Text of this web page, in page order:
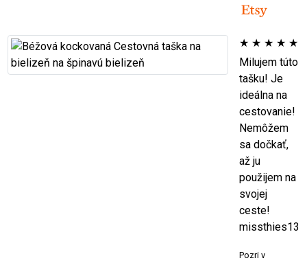
★ ★ ★ ★ ★
Milujem túto
tašku! Je
ideálna na
cestovanie!
Nemôžem
sa dočkať,
až ju
použijem na
svojej
ceste!
missthies13
Pozri v